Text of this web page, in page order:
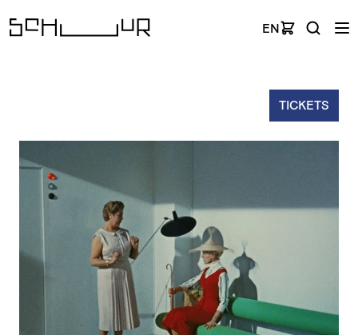
EN
TICKETS